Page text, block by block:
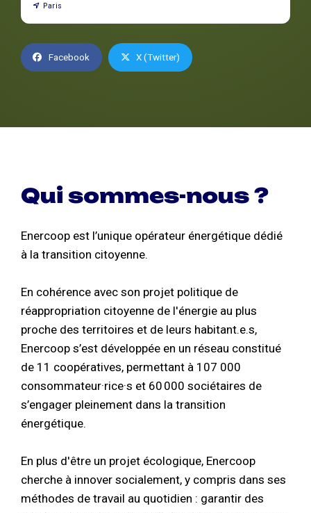
Paris
Facebook X (Twitter)
Qui sommes-nous ?
Enercoop est l’unique opérateur énergétique dédié
à la transition citoyenne.
En cohérence avec son projet politique de
réappropriation citoyenne de l'énergie au plus
proche des territoires et de leurs habitant.e.s,
Enercoop s’est développée en un réseau constitué
de 11 coopératives, permettant à 107 000
consommateur·rice·s et 60 000 sociétaires de
s’engager pleinement dans la transition
énergétique.
En plus d'être un projet écologique, Enercoop
cherche à innover socialement, y compris dans ses
méthodes de travail au quotidien : garantir des